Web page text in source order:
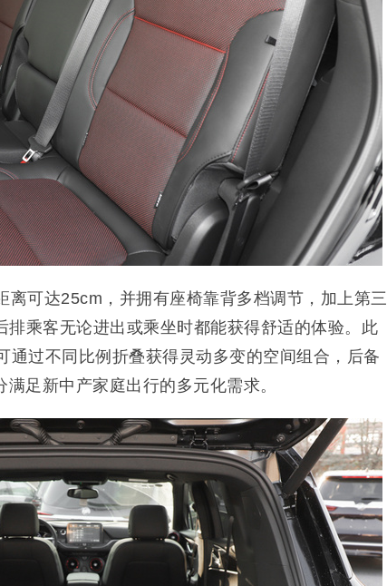
离可达25cm，并拥有座椅靠背多档调节，加上第三
乘客无论进出或乘坐时都能获得舒适的体验。此
通过不同比例折叠获得灵动多变的空间组合，后备
足新中产家庭出行的多元化需求。